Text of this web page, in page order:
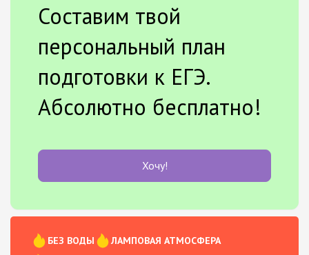
Составим твой
персональный план
подготовки к ЕГЭ.
Абсолютно бесплатно!
Хочу!
БЕЗ ВОДЫ
ЛАМПОВАЯ АТМОСФЕРА